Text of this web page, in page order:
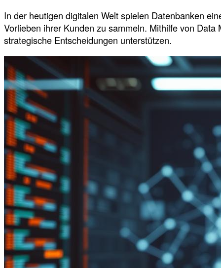
In der heutigen digitalen Welt spielen Datenbanken
Vorlieben ihrer Kunden zu sammeln. Mithilfe von
strategische Entscheidungen unterstützen.